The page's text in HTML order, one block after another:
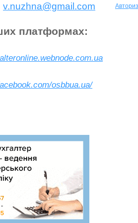
v.nuzhna@gmail.com
платформах:
osbbua.ua/